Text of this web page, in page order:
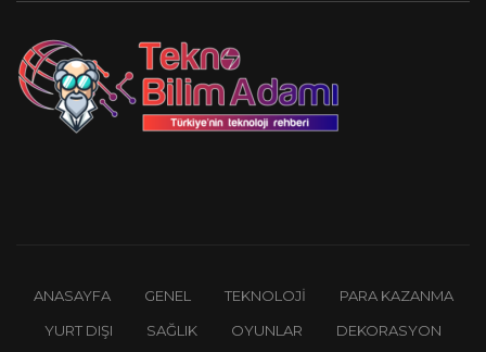
ANASAYFA GENEL TEKNOLOJI
PARA KAZANMA
YURT DIŞI
SAĞLIK OYUNLAR DEKORASYON